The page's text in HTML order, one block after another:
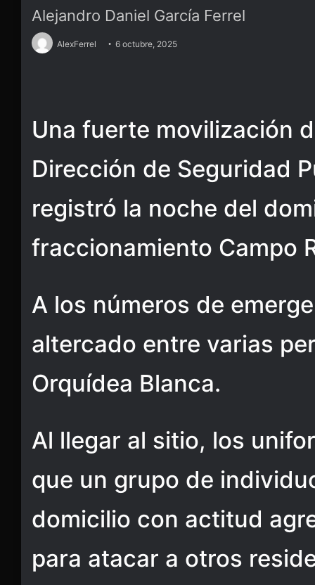
Alejandro Daniel García Ferrel
AlexFerrel 6 octubre, 2025
Una fuerte movilización
Dirección de Seguridad
registró la noche del
fraccionamiento Campo
A los números de
altercado entre varias
Orquídea Blanca.
Al llegar al sitio, los
que un grupo de
domicilio con actitud
para atacar a otros